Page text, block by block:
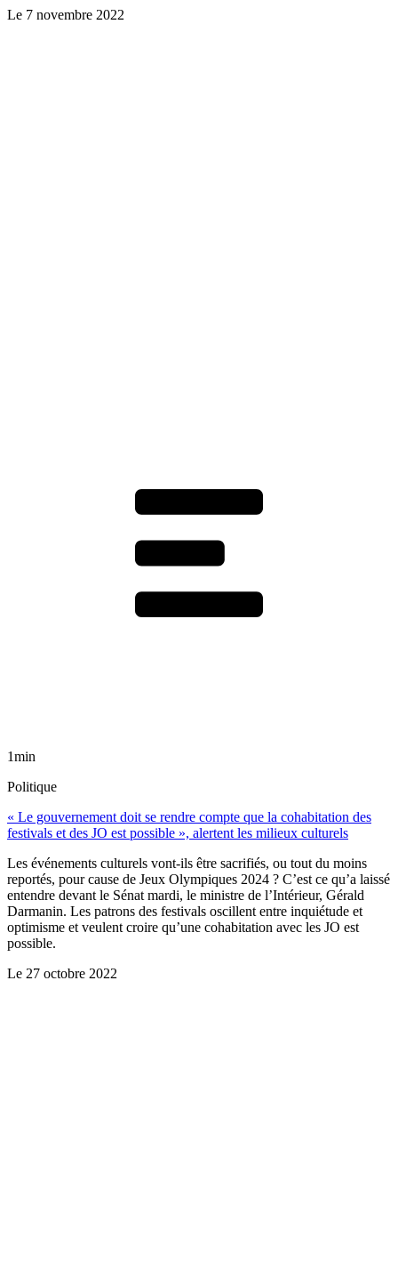
Le 7 novembre 2022
1min
Politique
« Le gouvernement doit se rendre compte que la cohabitation des
festivals et des JO est possible », alertent les milieux culturels
Les événements culturels vont-ils être sacrifiés, ou tout du moins
reportés, pour cause de Jeux Olympiques 2024 ? C’est ce qu’a laissé
entendre devant le Sénat mardi, le ministre de l’Intérieur, Gérald
Darmanin. Les patrons des festivals oscillent entre inquiétude et
optimisme et veulent croire qu’une cohabitation avec les JO est
possible.
Le 27 octobre 2022